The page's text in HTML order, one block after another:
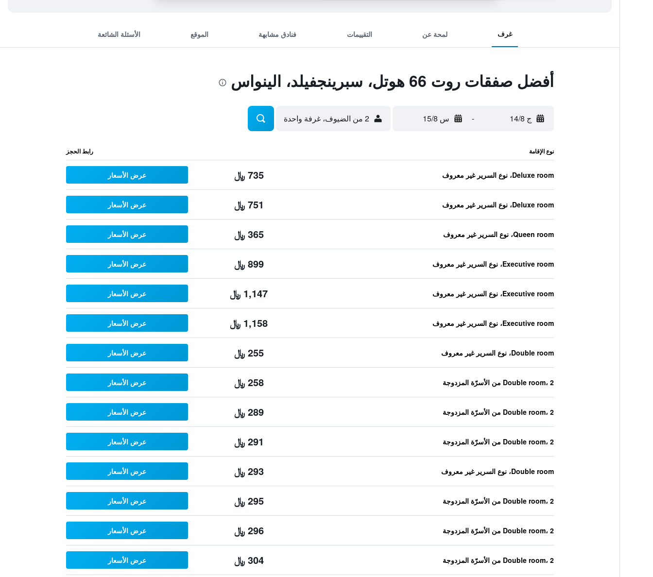
غرف لمحة عن التقييمات فنادق مشابهة الموقع الأسئلة الشائعة
أفضل صفقات روت 66 هوتل، سبرينجفيلد، الينواس
ج 14/8 - س 15/8 2 من الضيوف، غرفة واحدة
نوع الإقامة رابط الحجز
Deluxe room، نوع السرير غير معروف 735 ﷼ عرض الأسعار
Deluxe room، نوع السرير غير معروف 751 ﷼ عرض الأسعار
Queen room، نوع السرير غير معروف 365 ﷼ عرض الأسعار
Executive room، نوع السرير غير معروف 899 ﷼ عرض الأسعار
Executive room، نوع السرير غير معروف 1,147 ﷼ عرض الأسعار
Executive room، نوع السرير غير معروف 1,158 ﷼ عرض الأسعار
Double room، نوع السرير غير معروف 255 ﷼ عرض الأسعار
Double room، 2 من الأسرّة المزدوجة 258 ﷼ عرض الأسعار
Double room، 2 من الأسرّة المزدوجة 289 ﷼ عرض الأسعار
Double room، 2 من الأسرّة المزدوجة 291 ﷼ عرض الأسعار
Double room، نوع السرير غير معروف 293 ﷼ عرض الأسعار
Double room، 2 من الأسرّة المزدوجة 295 ﷼ عرض الأسعار
Double room، 2 من الأسرّة المزدوجة 296 ﷼ عرض الأسعار
Double room، 2 من الأسرّة المزدوجة 304 ﷼ عرض الأسعار